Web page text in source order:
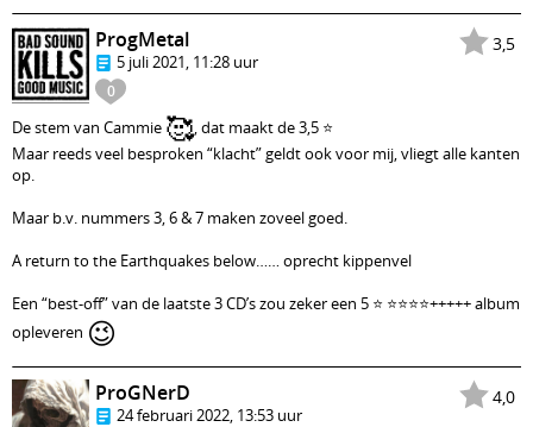
3,5
0
ProgMetal
5 juli 2021, 11:28 uur
De stem van Cammie 🥰, dat maakt de 3,5 ⭐️
Maar reeds veel besproken “klacht” geldt ook voor mij, vliegt alle kanten
op.
Maar b.v. nummers 3, 6 & 7 maken zoveel goed.
A return to the Earthquakes below…… oprecht kippenvel
Een “best-off” van de laatste 3 CD’s zou zeker een 5 ⭐️ ⭐️⭐️⭐️⭐️+++++ album
opleveren 😉
4,0
ProGNerD
24 februari 2022, 13:53 uur